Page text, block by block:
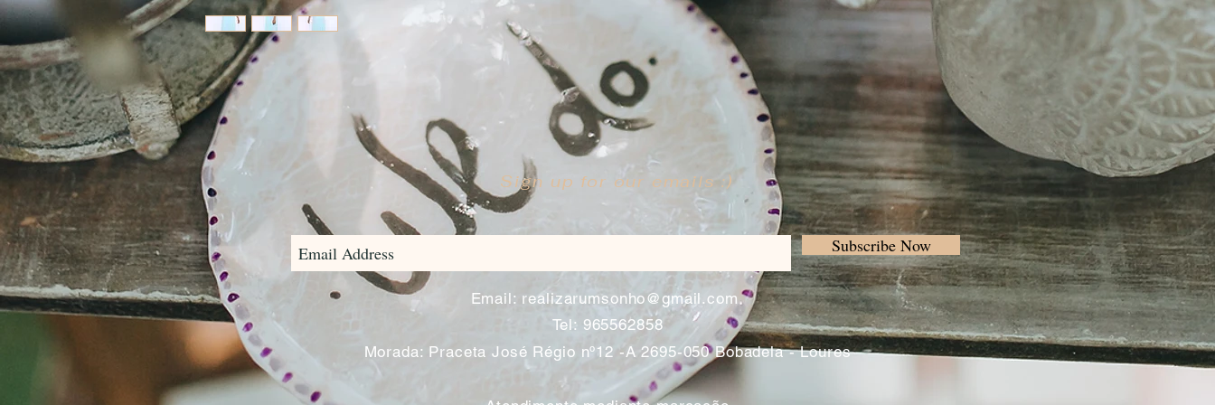
Sign up for our emails :)
Subscribe Now
Email: realizarumsonho@gmail.com
Tel: 965562858
Morada: Praceta José Régio nº12 -A 2695-050 Bobadela - Loures